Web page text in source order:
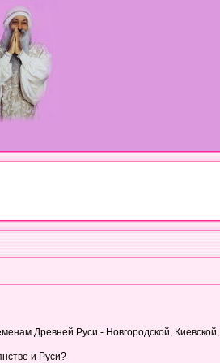
Древней Руси - Новгородской,
и Руси?